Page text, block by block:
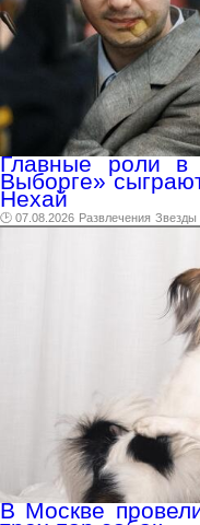
Главные роли в
Выборге»
Нехай
🕑 07.08.2026 Развлечения Звезды
В Москве